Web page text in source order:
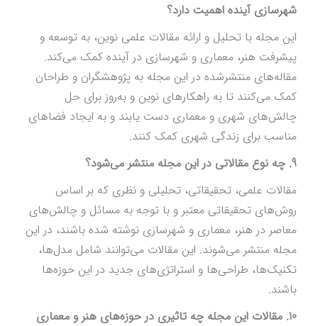
شهرسازی آینده اهمیت دارد؟
این مجله با تحلیل و ارائه مقالات علمی نوین، به توسعه و
پیشرفت هنر، معماری و شهرسازی در آینده کمک می‌کند.
مقاله‌های منتشرشده در این مجله به پژوهشگران و طراحان
کمک می‌کنند تا به راهکارهای نوین و به‌روز برای حل
چالش‌های شهری و معماری دست یابند و به ایجاد فضاهای
مناسب برای زندگی شهری کمک کنند.
9. چه نوع مقالاتی در این مجله منتشر می‌شود؟
مقالات علمی، تحقیقاتی، تحلیلی و نظری که بر اساس
روش‌های تحقیقاتی معتبر و با توجه به مسائل و چالش‌های
معاصر در هنر، معماری و شهرسازی نوشته شده باشند، در این
مجله منتشر می‌شوند. این مقالات می‌توانند شامل مدل‌ها،
تکنیک‌ها، طراحی‌ها و استراتژی‌های جدید در این حوزه‌ها
باشند.
10. مقالات این مجله چه تاثیری در حوزه‌های هنر و معماری